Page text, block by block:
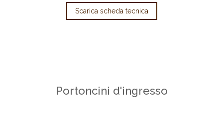
Scarica scheda tecnica
Portoncini d'ingresso